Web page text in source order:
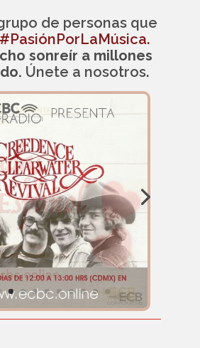
de personas que
#PasiónPorLaMúsica.
sonreír a millones
Únete a nosotros.